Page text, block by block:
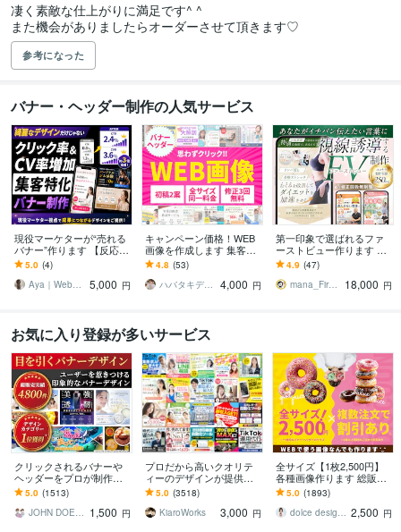
凄く素敵な仕上がりに満足です^ ^
また機会がありましたらオーダーさせて頂きます♡
参考になった
バナー・ヘッダー制作の人気サービス
現役マーケターが“売れる
バナー”作ります 【反応率
が上がるバナー】で集客
しませんか？
5.0 (4)
Aya｜Webマーケッター
5,000 円
キャンペーン価格！WEB
画像を作成します 集客・
効果のでるバナー・ヘッ
ダー
4.8 (53)
ハバタキデザイン
4,000 円
第一印象で選ばれるファ
ーストビュー作ります ワ
クワクした気持ちで価値
を選んでもらう店舗・サ
ービスの入口を
4.9 (47)
mana_FirstviewDesign
18,000 円
お気に入り登録が多いサービス
クリックされるバナーや
ヘッダーをプロが制作し
ます デザイン歴20年以上
のプロが反応率を意識し
た設計で制作
5.0 (1513)
JOHN DOE＠販売実績4800件以上 1,500 円
プロだから高いクオリテ
ィーのデザインが提供で
きます 【メインビジュア
ルやバナーの制作 3000
円！】
5.0 (3518)
KiaroWorks
3,000 円
全サイズ【1枚2,500円】
各種画像作ります 総販売
実績2000件超おまとめ割
引あり♪コスパ抜群と大好
評!
5.0 (1893)
dolce designing 2,500 円